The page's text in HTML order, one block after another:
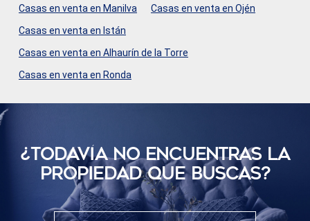
Casas en venta en Manilva
Casas en venta en Ojén
Casas en venta en Istán
Casas en venta en Alhaurín de la Torre
Casas en venta en Ronda
¿TODAVÍ­A NO ENCUENTRAS LA
PROPIEDAD QUE BUSCAS?